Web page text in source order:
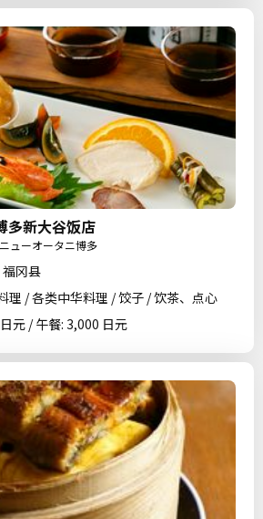
多新大谷饭店
ューオータニ博多
冈县
理 / 各类中华料理 / 饺子 / 饮茶、点心
元 / 午餐: 3,000 日元